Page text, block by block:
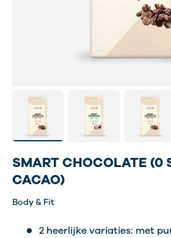
Laad afbeelding 1 in gallerij-
Laad afbeelding 2 in
Laad
SMART CHOCOLATE (0
CACAO)
Body & Fit
2 heerlijke variaties: met